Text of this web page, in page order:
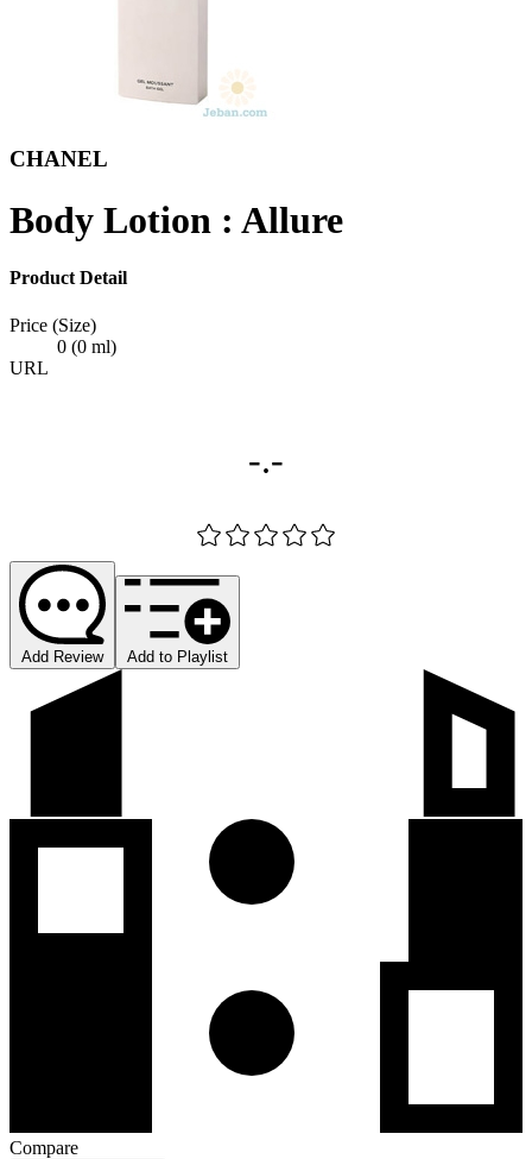
CHANEL
Body Lotion : Allure
Product Detail
Price (Size)
0 (0 ml)
URL
-.-
Add Review Add to Playlist
Compare